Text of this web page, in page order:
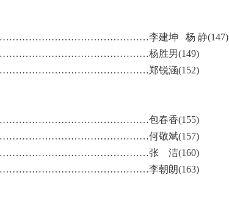
李建坤 杨 静(147)
杨胜男(149)
郑锐涵(152)
包春香(155)
…………………………………………………何敬斌(157)
…………………………………………………张 洁(160)
………………………………………………李朝朗(163)